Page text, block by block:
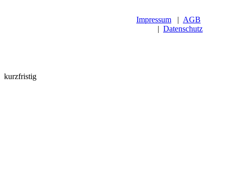
Impressum | AGB
| Datenschutz
kurzfristig